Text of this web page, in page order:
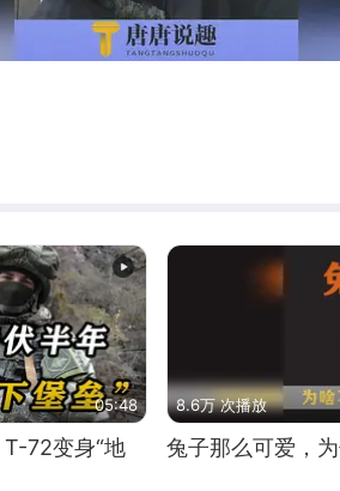
05:48
72变身“地
8.6万 次播放
兔子那么可爱，